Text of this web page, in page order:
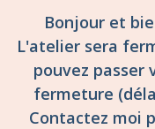
Bonjour et
L'atelier sera
pouvez passer
fermeture
Contactez moi